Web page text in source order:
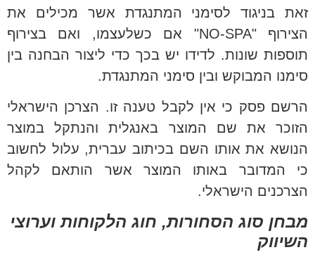
זאת בניגוד לסימני המתנגדת אשר מכילים את
הצירוף "NO-SPA" אם כשלעצמו, ואם בצירוף
תוספות שונות. לדידו יש בכך כדי ליצור הבחנה בין
סימנו המבוקש ובין סימני המתנגדת.
הרשם פסק כי אין לקבל טענה זו. הצרכן הישראלי
הזוכר את שם המוצר באנגלית והנתקל במוצר
הנושא את אותו השם בכיתוב עברית, עלול לחשוב
כי המדובר באותו המוצר אשר הותאם לקהל
הצרכנים הישראלי.
מבחן סוג הסחורות, חוג הלקוחות וערוצי
השיווק